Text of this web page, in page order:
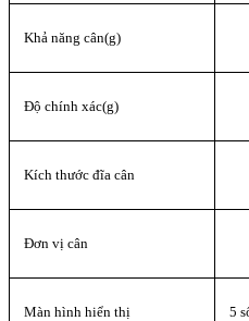
Khả năng cân(g)
Độ chính xác(g)
Kích thước đĩa cân
Đơn vị cân
Màn hình hiển thị 5